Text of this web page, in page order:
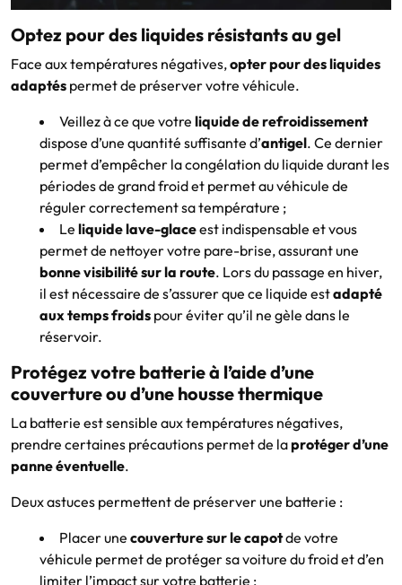
Optez pour des liquides résistants au gel
Face aux températures négatives,opter pour des liquides
adaptés permet de préserver votre véhicule.
Veillez à ce que votre liquide de refroidissement
dispose d’une quantité suffisante d’antigel. Ce dernier
permet d’empêcher la congélation du liquide durant les
périodes de grand froid et permet au véhicule de
réguler correctement sa température ;
Le liquide lave-glaceest indispensable et vous
permet de nettoyer votre pare-brise, assurant une
bonne visibilité sur la route. Lors du passage en hiver,
il est nécessaire de s’assurer que ce liquide estadapté
aux temps froids pour éviter qu’il ne gèle dans le
réservoir.
Protégez votre batterie à l’aide d’une
couverture ou d’une housse thermique
La batterie est sensible aux températures négatives,
prendre certaines précautions permet de laprotéger d’une
panne éventuelle.
Deux astuces permettent de préserver une batterie :
Placer une couverture sur le capotde votre
véhicule permet de protéger sa voiture du froid et d’en
limiter l’impact sur votre batterie ;